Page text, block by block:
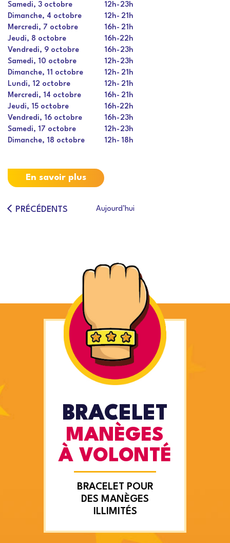
Samedi, 3 octobre
12h-23h
Dimanche, 4 octobre
12h- 21h
Mercredi, 7 octobre
16h- 21h
Jeudi, 8 octobre
16h-22h
Vendredi, 9 octobre
16h-23h
Samedi, 10 octobre
12h-23h
Dimanche, 11 octobre
12h- 21h
Lundi, 12 octobre
12h- 21h
Mercredi, 14 octobre
16h- 21h
Jeudi, 15 octobre
16h-22h
Vendredi, 16 octobre
16h-23h
Samedi, 17 octobre
12h-23h
Dimanche, 18 octobre
12h- 18h
En savoir plus
ÉVÉNEMENTS
PRÉCÉDENTS Aujourd’hui
BRACELET
MANÈGES
À VOLONTÉ
BRACELET POUR
DES MANÈGES
ILLIMITÉS